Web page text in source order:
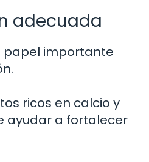
adecuada
papel importante
ricos en calcio y
ayudar a fortalecer